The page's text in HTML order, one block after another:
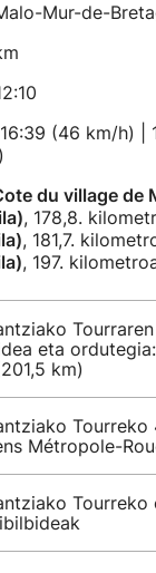
Mur-de-
16:39 (46 km/h) |
du village de
, 178,8.
, 181,7.
, 197.
eta
km)
Tourreko
Métropole-
Tourreko